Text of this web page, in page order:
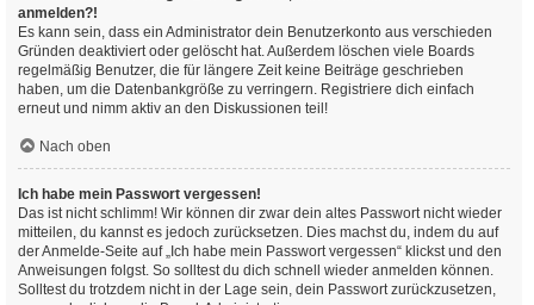
anmelden?!
Es kann sein, dass ein Administrator dein Benutzerkonto aus verschieden
Gründen deaktiviert oder gelöscht hat. Außerdem löschen viele Boards
regelmäßig Benutzer, die für längere Zeit keine Beiträge geschrieben
haben, um die Datenbankgröße zu verringern. Registriere dich einfach
erneut und nimm aktiv an den Diskussionen teil!
Nach oben
Ich habe mein Passwort vergessen!
Das ist nicht schlimm! Wir können dir zwar dein altes Passwort nicht wieder
mitteilen, du kannst es jedoch zurücksetzen. Dies machst du, indem du auf
der Anmelde-Seite auf „Ich habe mein Passwort vergessen“ klickst und den
Anweisungen folgst. So solltest du dich schnell wieder anmelden können.
Solltest du trotzdem nicht in der Lage sein, dein Passwort zurückzusetzen,